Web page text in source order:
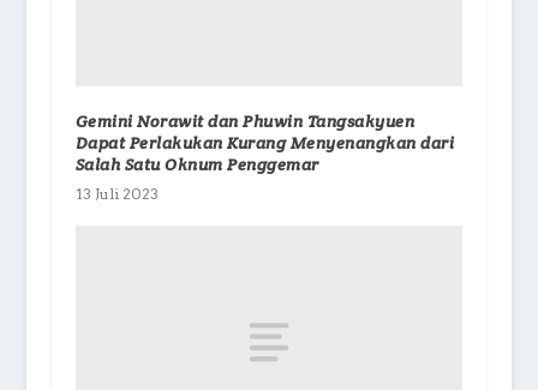
Gemini Norawit dan Phuwin Tangsakyuen
Dapat Perlakukan Kurang Menyenangkan dari
Salah Satu Oknum Penggemar
13 Juli 2023